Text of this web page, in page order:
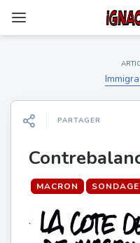
PARTAGER
MACRON SONDAGE